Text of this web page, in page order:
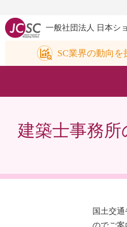
一般社団法人 日本シ
SC業界の動向を
建築士事務
国土交
のでご案